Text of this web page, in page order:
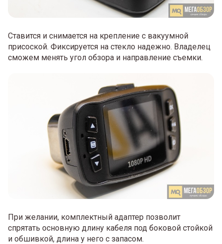
Ставится и снимается на крепление с вакуумной
присоской. Фиксируется на стекло надежно. Владелец
сможем менять угол обзора и направление съемки.
При желании, комплектный адаптер позволит
спрятать основную длину кабеля под боковой стойкой
и обшивкой, длина у него с запасом.